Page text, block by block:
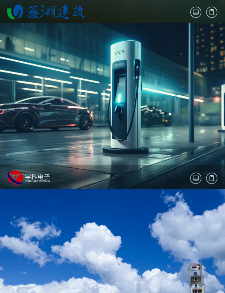
“芜湖市投资控股集团有限公司”
“合肥宇科电子科技有限公司”